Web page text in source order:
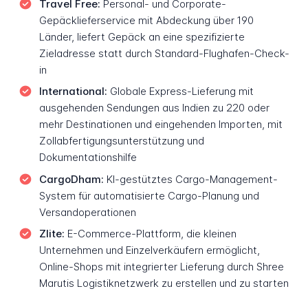
Travel Free: Personal- und Corporate-
Gepäcklieferservice mit Abdeckung über 190
Länder, liefert Gepäck an eine spezifizierte
Zieladresse statt durch Standard-Flughafen-Check-
in
International: Globale Express-Lieferung mit
ausgehenden Sendungen aus Indien zu 220 oder
mehr Destinationen und eingehenden Importen, mit
Zollabfertigungsunterstützung und
Dokumentationshilfe
CargoDham: KI-gestütztes Cargo-Management-
System für automatisierte Cargo-Planung und
Versandoperationen
Zlite: E-Commerce-Plattform, die kleinen
Unternehmen und Einzelverkäufern ermöglicht,
Online-Shops mit integrierter Lieferung durch Shree
Marutis Logistiknetzwerk zu erstellen und zu starten